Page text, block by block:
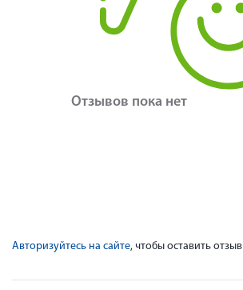
Отзывов пока нет
Авторизуйтесь на сайте, чтобы оставить отзыв